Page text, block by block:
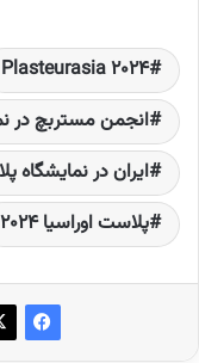
Plasteurasia 2024
انجمن مستربچ در
ایران در نمایشگاه
پلاست اوراسیا 2024